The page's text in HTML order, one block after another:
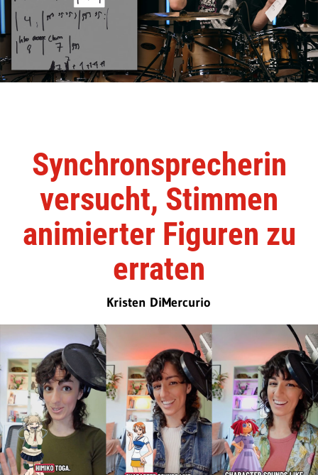
Synchronsprecherin
versucht, Stimmen
animierter Figuren zu
erraten
Kristen DiMercurio